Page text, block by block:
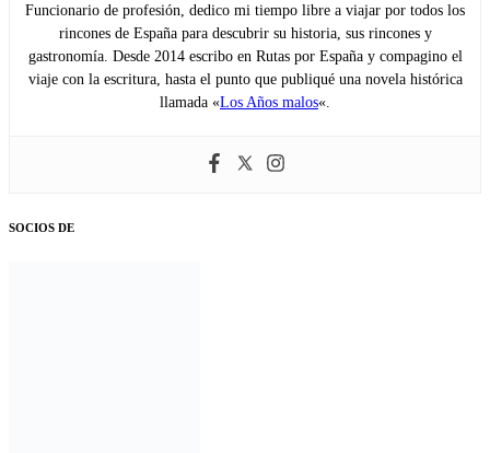
Funcionario de profesión, dedico mi tiempo libre a viajar por todos los
rincones de España para descubrir su historia, sus rincones y
gastronomía. Desde 2014 escribo en Rutas por España y compagino el
viaje con la escritura, hasta el punto que publiqué una novela histórica
llamada «Los Años malos«.
SOCIOS DE